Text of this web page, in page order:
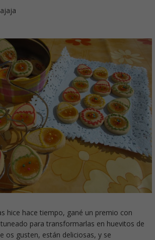
hice hace tiempo, gané un premio con
para transformarlas en huevitos de
os gusten, están deliciosas, y se